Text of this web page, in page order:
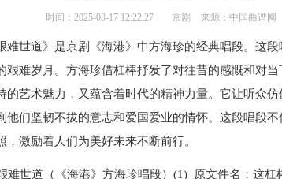
时间：2025-03-17 12:22:27 京剧 来源：中国曲谱网
难世道》是京剧《海港》中方海珍的经典唱段。这
艰难岁月。方海珍借杠棒抒发了对往昔的感慨和对
的艺术魅力，又蕴含着时代的精神力量。它让听众
他们坚韧不拔的意志和爱国爱业的情怀。这段唱段
，激励着人们为美好未来不断前行。